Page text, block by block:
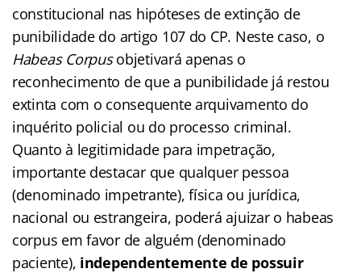
constitucional nas hipóteses de extinção de
punibilidade do artigo 107 do CP. Neste caso, o
Habeas Corpusobjetivará apenas o
reconhecimento de que a punibilidade já restou
extinta com o consequente arquivamento do
inquérito policial ou do processo criminal.
Quanto à legitimidade para impetração,
importante destacar que qualquer pessoa
(denominado impetrante), física ou jurídica,
nacional ou estrangeira, poderá ajuizar o habeas
corpus em favor de alguém (denominado
paciente), independentemente de possuir